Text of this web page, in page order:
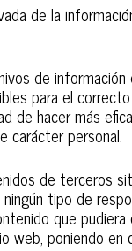
de la
de
para el
hacer más
carácter personal.
de terceros
tipo de
que
web, poniendo